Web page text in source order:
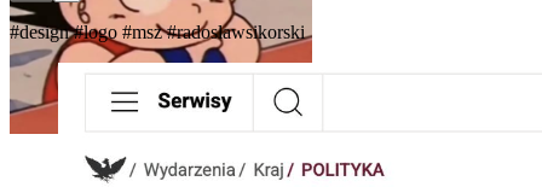
#design #logo #msz #radoslawsikorski